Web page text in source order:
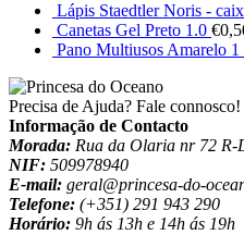
Lápis Staedtler Noris -
Canetas Gel Preto 1.0 €
Pano Multiusos Amarelo
Precisa de Ajuda? Fale connosco!
Informação de Contacto
Morada: Rua da Olaria nr 72 R-
NIF: 509978940
E-mail: geral@princesa-do-
Telefone: (+351) 291 943 290
Horário: 9h ás 13h e 14h ás 19h